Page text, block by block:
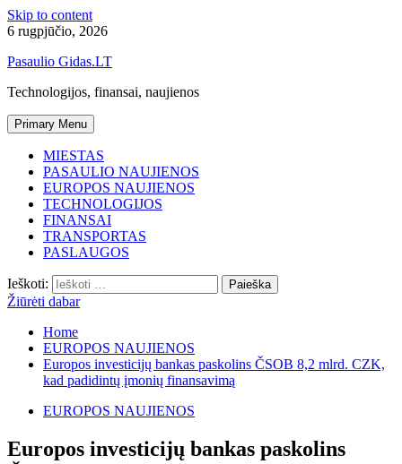
Skip to content
6 rugpjūčio, 2026
Pasaulio Gidas.LT
Technologijos, finansai, naujienos
Primary Menu
MIESTAS
PASAULIO NAUJIENOS
EUROPOS NAUJIENOS
TECHNOLOGIJOS
FINANSAI
TRANSPORTAS
PASLAUGOS
Ieškoti:
Žiūrėti dabar
Home
EUROPOS NAUJIENOS
Europos investicijų bankas paskolins ČSOB 8,2 mlrd. CZK,
kad padidintų įmonių finansavimą
EUROPOS NAUJIENOS
Europos investicijų bankas paskolins